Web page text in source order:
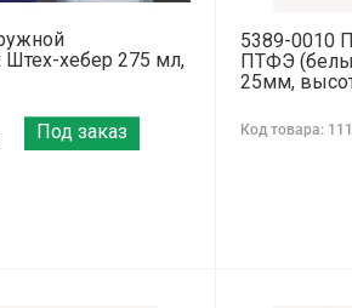
Штех-хебер 275 мл,
Под заказ
5389-0010
ПТФЭ
25мм,
Код товара: